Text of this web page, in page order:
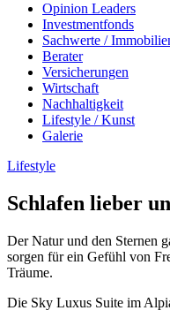
Opinion Leaders
Investmentfonds
Sachwerte /
Berater
Versicherungen
Wirtschaft
Nachhaltigkeit
Lifestyle / Kunst
Galerie
Lifestyle
Schlafen lieber
Der Natur und den Sternen
sorgen für ein Gefühl von
Träume.
Die Sky Luxus Suite im